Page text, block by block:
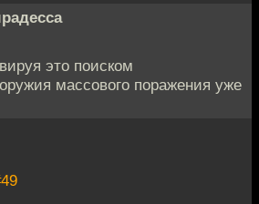
это поиском
массового поражения уже